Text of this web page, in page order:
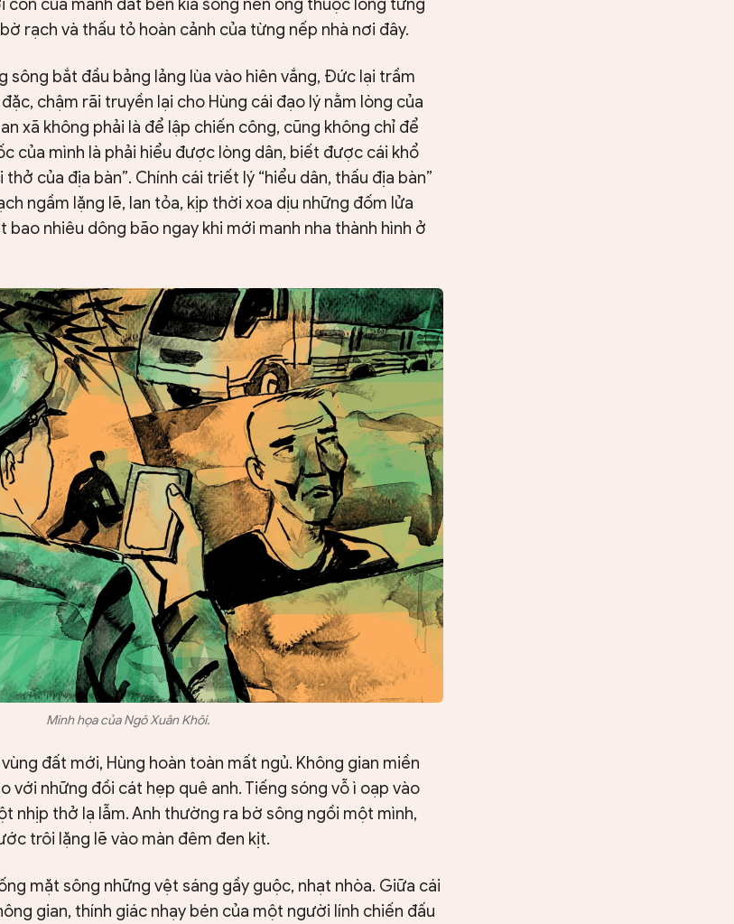
con của mảnh đất bên kia sông nên ông thuộc lòng từng
rạch và thấu tỏ hoàn cảnh của từng nếp nhà nơi đây.
sông bắt đầu bảng lảng lùa vào hiên vắng, Đức lại trầm
chậm rãi truyền lại cho Hùng cái đạo lý nằm lòng của
xã không phải là để lập chiến công, cũng không chỉ để
của mình là phải hiểu được lòng dân, biết được cái khổ
của địa bàn”. Chính cái triết lý “hiểu dân, thấu địa bàn”
ngầm lặng lẽ, lan tỏa, kịp thời xoa dịu những đốm lửa
bao nhiêu dông bão ngay khi mới manh nha thành hình ở
Minh họa của Ngô Xuân Khôi.
đất mới, Hùng hoàn toàn mất ngủ. Không gian miền
với những đồi cát hẹp quê anh. Tiếng sóng vỗ ì oạp vào
nhịp thở lạ lẫm. Anh thường ra bờ sông ngồi một mình,
trôi lặng lẽ vào màn đêm đen kịt.
mặt sông những vệt sáng gầy guộc, nhạt nhòa. Giữa cái
gian, thính giác nhạy bén của một người lính chiến đấu